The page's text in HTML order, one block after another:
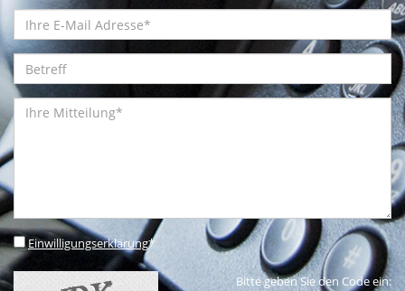
Einwilligungserklärung*
Bitte geben Sie den Code ein: